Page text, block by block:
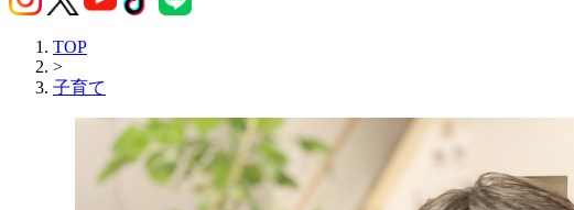
TOP
>
子育て